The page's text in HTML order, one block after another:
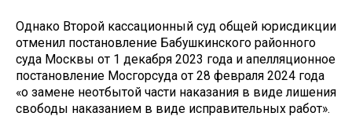
Однако Второй кассационный суд общей юрисдикции
отменил постановление Бабушкинского районного
суда Москвы от 1 декабря 2023 года и апелляционное
постановление Мосгорсуда от 28 февраля 2024 года
«о замене неотбытой части наказания в виде лишения
свободы наказанием в виде исправительных работ».